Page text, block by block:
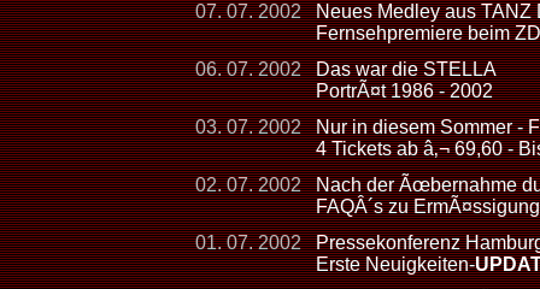
07. 07. 2002
Neues Medley aus TANZ
Fernsehpremiere beim
06. 07. 2002
Das war die STELLA
PortrÃ¤t 1986 - 2002
03. 07. 2002
Nur in diesem Sommer -
4 Tickets ab â‚¬ 69,60 -
02. 07. 2002
Nach der Ãœbernahme
FAQÂ´s zu
01. 07. 2002
Pressekonferenz
Erste Neuigkeiten-